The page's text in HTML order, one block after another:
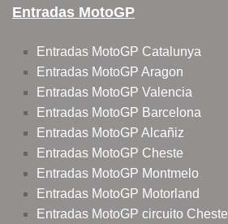
Entradas MotoGP
Entradas MotoGP Catalunya
Entradas MotoGP Aragon
Entradas MotoGP Valencia
Entradas MotoGP Barcelona
Entradas MotoGP Alcañiz
Entradas MotoGP Cheste
Entradas MotoGP Montmelo
Entradas MotoGP Motorland
Entradas MotoGP circuito Cheste